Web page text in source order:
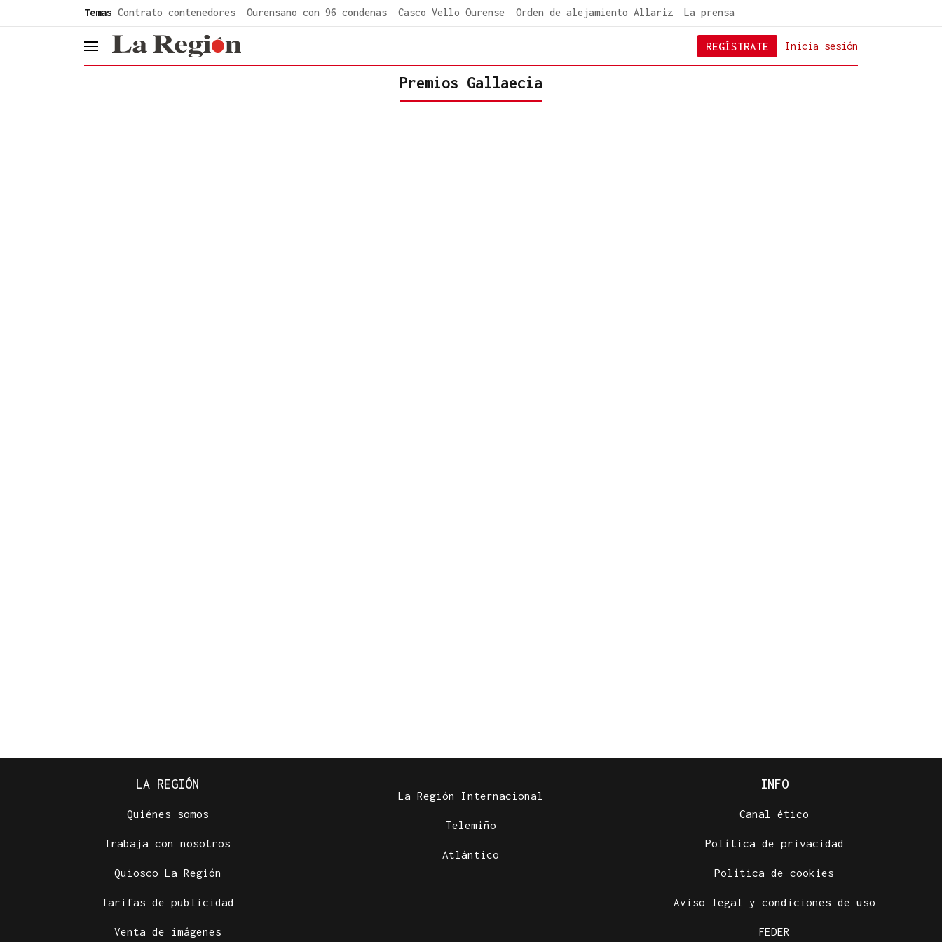
Temas Contrato contenedores Ourensano con 96 condenas Casco Vello Ourense Orden de alejamiento Allariz La prensa
header.menu.open Inicia sesión
REGÍSTRATE
Premios Gallaecia
LA REGIÓN
Quiénes somos
Trabaja con nosotros
Quiosco La Región
Tarifas de publicidad
Venta de imágenes
La Región Internacional
Telemiño
Atlántico
INFO
Canal ético
Política de privacidad
Política de cookies
Aviso legal y condiciones de uso
FEDER